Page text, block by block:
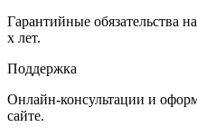
Гарантийные обязательства
х лет.
Поддержка
Онлайн-консультации и
сайте.